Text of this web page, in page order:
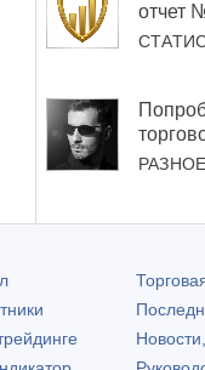
отчет
РАЗНОЕ